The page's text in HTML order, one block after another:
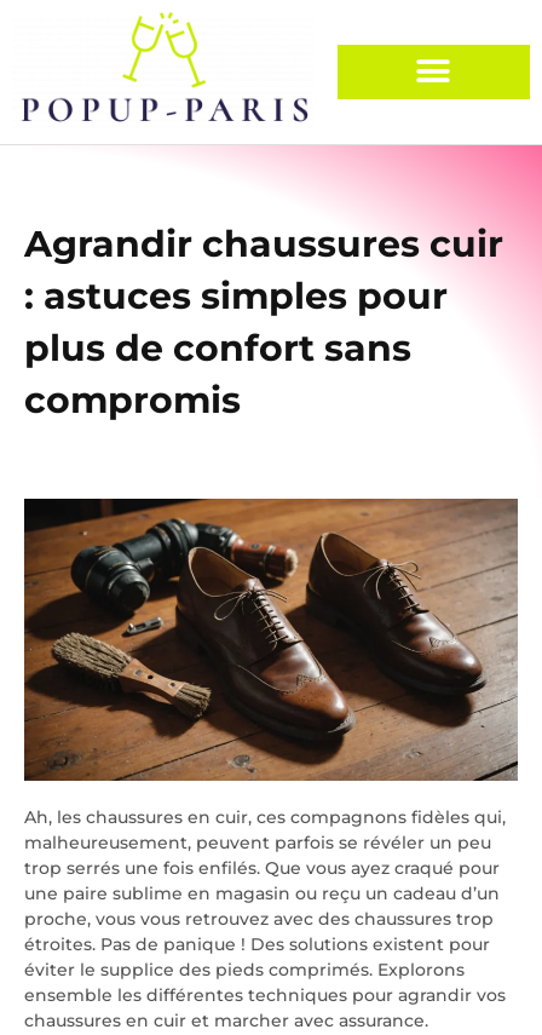
Agrandir chaussures cuir
: astuces simples pour
plus de confort sans
compromis
Ah, les chaussures en cuir, ces compagnons fidèles qui,
malheureusement, peuvent parfois se révéler un peu
trop serrés une fois enfilés. Que vous ayez craqué pour
une paire sublime en magasin ou reçu un cadeau d’un
proche, vous vous retrouvez avec des chaussures trop
étroites. Pas de panique ! Des solutions existent pour
éviter le supplice des pieds comprimés. Explorons
ensemble les différentes techniques pour agrandir vos
chaussures en cuir et marcher avec assurance.